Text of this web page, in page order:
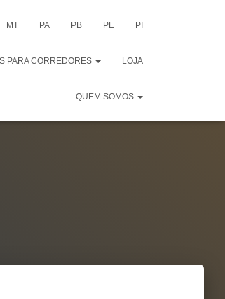
MT PA PB PE PI
PARA CORREDORES LOJA
QUEM SOMOS